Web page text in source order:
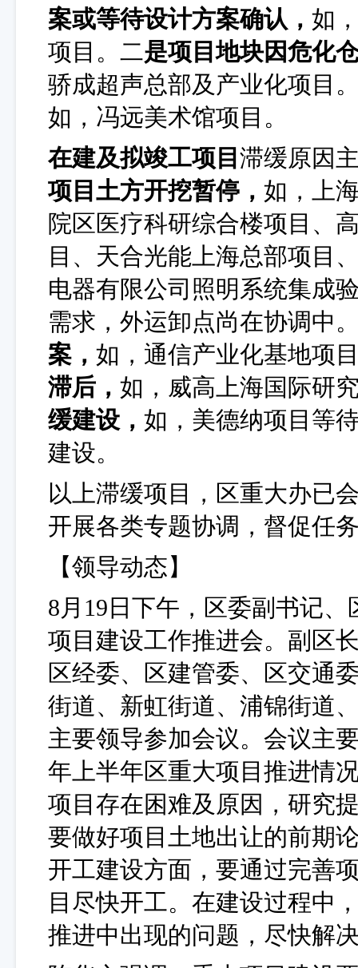
案或等待设计方案确认， 如
项目。二是项目地块因危化
骄成超声总部及产业化项目
如 ， 冯远美术馆项目 。
在建及拟竣工项目 滞缓原因
项目土方开挖暂停， 如，上
院区医疗科研综合楼项目、
目、天合光能上海总部项目
电器有限公司照明系统集成
需求，外运卸点尚在协调中
案， 如，通信产业化基地项
滞后， 如，威高上海国际研
缓建设， 如，美德纳项目等
建设。
以上滞缓项目，区重大办已
开展各类专题协调，督促任
【领导动态】
8月19日下午，区委副书记
项目建设工作推进会。副区
区经委、区建管委、区交通
街道、新虹街道、浦锦街道
主要领导参加会议。会议主
年上半年区重大项目推进情
项目存在困难及原因，研究
要做好项目土地出让的前期
开工建设方面，要通过完善
目尽快开工。在建设过程中
推进中出现的问题，尽快解